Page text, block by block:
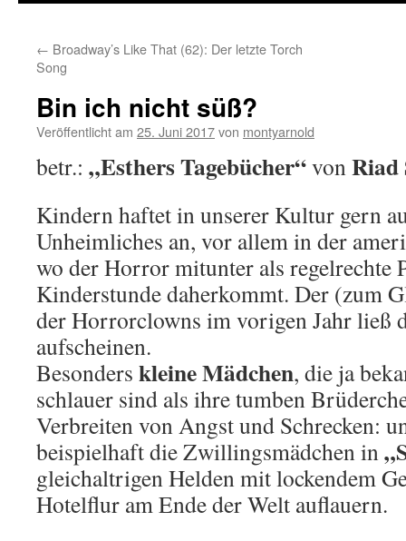
← Broadway’s Like That (62): Der letzte Torch
Song
Bin ich nicht süß?
Veröffentlicht am 25. Juni 2017von montyarnold
betr.: „Esthers Tagebücher“vonRiad
Kindern haftet in unserer Kultur gern
Unheimliches an, vor allem in der
wo der Horror mitunter als regelrechte
Kinderstunde daherkommt. Der (zum
der Horrorclowns im vorigen Jahr ließ
aufscheinen.
Besonders kleine Mädchen, die ja
schlauer sind als ihre tumben
Verbreiten von Angst und Schrecken:
beispielhaft die Zwillingsmädchen in
gleichaltrigen Helden mit lockendem
Hotelflur am Ende der Welt auflauern.